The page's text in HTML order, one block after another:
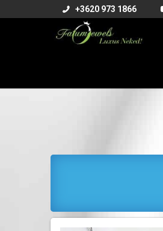
+3620 973 1866